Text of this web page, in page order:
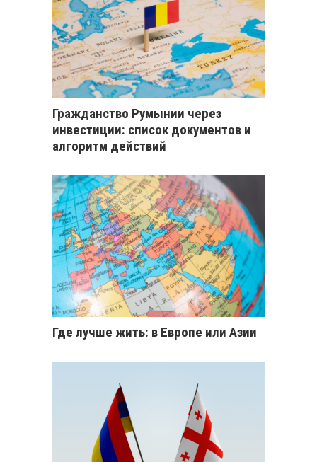
Гражданство Румынии через
инвестиции: список документов и
алгоритм действий
Где лучше жить: в Европе или Азии